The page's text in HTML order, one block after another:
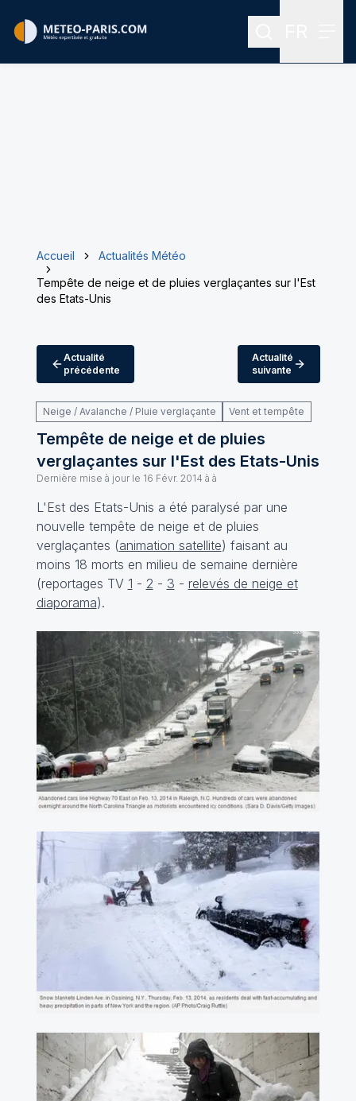
Rechercher
Accueil
Actualités Météo
Tempête de neige et de pluies verglaçantes sur l'Est
des Etats-Unis
Actualité
précédente
Actualité
suivante
Neige / Avalanche / Pluie verglaçante Vent et tempête
Tempête de neige et de pluies
verglaçantes sur l'Est des Etats-Unis
Dernière mise à jour le 16 Févr. 2014 à à
L'Est des Etats-Unis a été paralysé par une
nouvelle tempête de neige et de pluies
verglaçantes (animation satellite) faisant au
moins 18 morts en milieu de semaine dernière
(reportages TV 1 - 2 - 3 - relevés de neige et
diaporama).